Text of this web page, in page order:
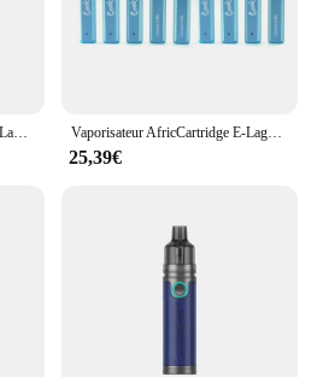
Vaporisateur AfricCartridge E-Laguna ette Kit, Cookies, Poulet Vape Pen, Batterie 280mAh, Bobine en céramique, Capacité 1ml, 5-20 pièces
25,39€